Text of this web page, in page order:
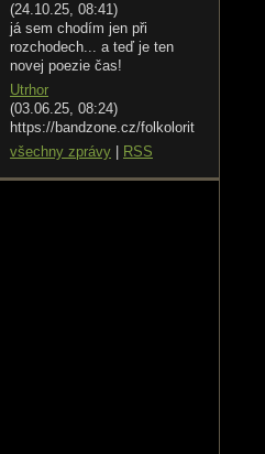
(24.10.25, 08:41)
já sem chodím jen při
rozchodech... a teď je ten
novej poezie čas!
Utrhor
(03.06.25, 08:24)
https://bandzone.cz/folkolorit
všechny zprávy
RSS